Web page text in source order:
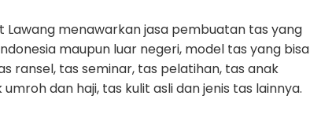
Lawang menawarkan jasa pembuatan tas yang
maupun luar negeri, model tas yang bisa
ransel, tas seminar, tas pelatihan, tas anak
dan haji, tas kulit asli dan jenis tas lainnya.